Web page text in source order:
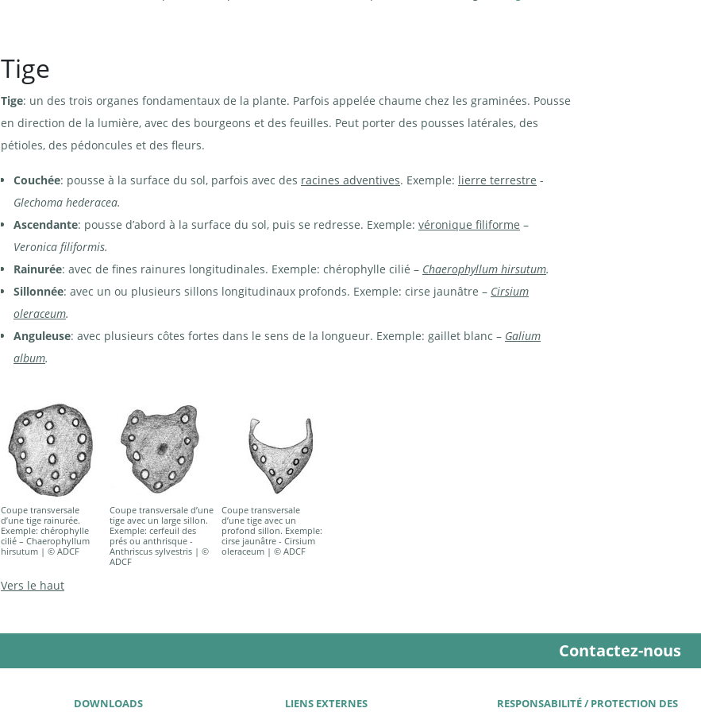
Tige
Tige: un des trois organes fondamentaux de la plante. Parfois appelée chaume chez les graminées. Pousse
en direction de la lumière, avec des bourgeons et des feuilles. Peut porter des pousses latérales, des
pétioles, des pédoncules et des fleurs.
Couchée: pousse à la surface du sol, parfois avec des racines adventives. Exemple: lierre terrestre -
Glechoma hederacea.
Ascendante: pousse d’abord à la surface du sol, puis se redresse. Exemple: véronique filiforme –
Veronica filiformis.
Rainurée: avec de fines rainures longitudinales. Exemple: chérophylle cilié – Chaerophyllum hirsutum.
Sillonnée: avec un ou plusieurs sillons longitudinaux profonds. Exemple: cirse jaunâtre – Cirsium
oleraceum.
Anguleuse: avec plusieurs côtes fortes dans le sens de la longueur. Exemple: gaillet blanc – Galium
album.
Coupe transversale
d’une tige rainurée.
Exemple: chérophylle
cilié – Chaerophyllum
hirsutum | © ADCF
Coupe transversale d’une
tige avec un large sillon.
Exemple: cerfeuil des
prés ou anthrisque -
Anthriscus sylvestris | ©
ADCF
Coupe transversale
d’une tige avec un
profond sillon. Exemple:
cirse jaunâtre - Cirsium
oleraceum | © ADCF
Vers le haut
Contactez-nous
DOWNLOADS LIENS EXTERNES RESPONSABILITÉ / PROTECTION DES